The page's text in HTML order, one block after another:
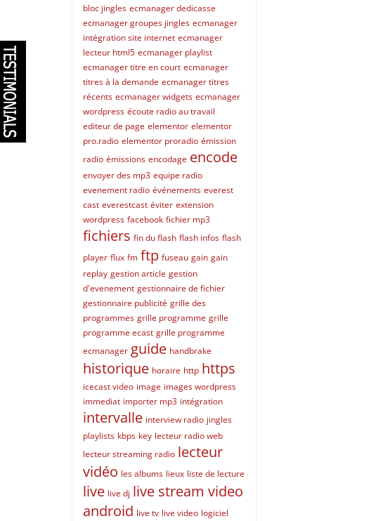
bloc jingles ecmanager dedicasse
ecmanager groupes jingles ecmanager
intégration site internet ecmanager
lecteur html5 ecmanager playlist
ecmanager titre en court ecmanager
titres à la demande ecmanager titres
récents ecmanager widgets ecmanager
wordpress écoute radio au travail
editeur de page elementor elementor
pro.radio elementor proradio émission
radio émissions encodage encode
envoyer des mp3 equipe radio
evenement radio événements everest
cast everestcast éviter extension
wordpress facebook fichier mp3
fichiers fin du flash flash infos flash
player flux fm ftp fuseau gain gain
replay gestion article gestion
d'evenement gestionnaire de fichier
gestionnaire publicité grille des
programmes grille programme grille
programme ecast grille programme
ecmanager guide handbrake
historique horaire http https
icecast video image images wordpress
immediat importer mp3 intégration
intervalle interview radio jingles
playlists kbps key lecteur radio web
lecteur streaming radio lecteur
vidéo les albums lieux liste de lecture
live live dj live stream video
android live tv live video logiciel